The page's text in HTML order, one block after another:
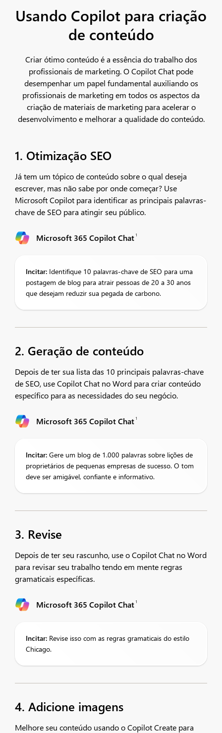
Usando Copilot para criação
de conteúdo
Criar ótimo conteúdo é a essência do trabalho dos
profissionais de marketing. O Copilot Chat pode
desempenhar um papel fundamental auxiliando os
profissionais de marketing em todos os aspectos da
criação de materiais de marketing para acelerar o
desenvolvimento e melhorar a qualidade do conteúdo.
1. Otimização SEO
Já tem um tópico de conteúdo sobre o qual deseja
escrever, mas não sabe por onde começar? Use
Microsoft Copilot para identificar as principais palavras-
chave de SEO para atingir seu público.
Microsoft 365 Copilot Chat 1
Incitar: Identifique 10 palavras-chave de SEO para uma
postagem de blog para atrair pessoas de 20 a 30 anos
que desejam reduzir sua pegada de carbono.
2. Geração de conteúdo
Depois de ter sua lista das 10 principais palavras-chave
de SEO, use Copilot Chat no Word para criar conteúdo
específico para as necessidades do seu negócio.
Microsoft 365 Copilot Chat 1
Incitar: Gere um blog de 1.000 palavras sobre lições de
proprietários de pequenas empresas de sucesso. O tom
deve ser amigável, confiante e informativo.
3. Revise
Depois de ter seu rascunho, use o Copilot Chat no Word
para revisar seu trabalho tendo em mente regras
gramaticais específicas.
Microsoft 365 Copilot Chat 1
Incitar: Revise isso com as regras gramaticais do estilo
Chicago.
4. Adicione imagens
Melhore seu conteúdo usando o Copilot Create para